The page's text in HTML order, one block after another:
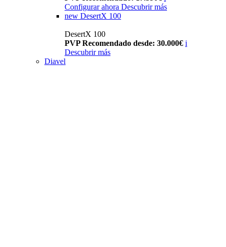
Configurar ahora Descubrir más
new DesertX 100
DesertX 100
PVP Recomendado desde: 30.000€ i
Descubrir más
Diavel